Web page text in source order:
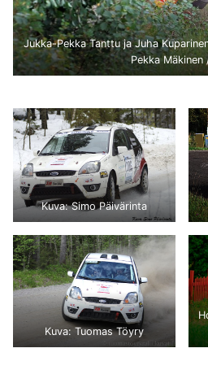
Jukka-Pekka Tanttu ja Juha
Pekka Mäkinen
Kuva: Simo Päivärinta
Kuva: Tuomas Töyry